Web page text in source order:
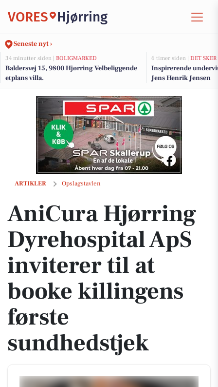
VORES Hjørring
Seneste nyt ›
34 minutter siden | BOLIGMARKED
Baldersvej 15, 9800 Hjørring Velbeliggende
etplans villa.
6 timer siden | DET SKER
Inspirerende
Jens Henrik Jensen
ARTIKLER Opslagstavlen
AniCura Hjørring Dyrehospital ApS inviterer til at booke killingens
AniCura Hjørring
Dyrehospital ApS
inviterer til at
booke killingens
første
sundhedstjek